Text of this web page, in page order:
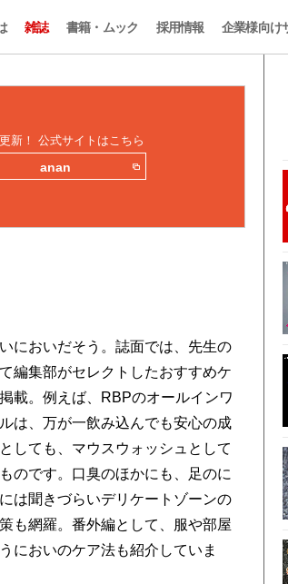
雑誌 書籍・ムック 採用情報 企業様向け
新！ 公式サイトはこちら
anan
においだそう。誌面では、先生の
編集部がセレクトしたおすすめケ
載。例えば、RBPのオールインワ
は、万が一飲み込んでも安心の成
しても、マウスウォッシュとして
のです。口臭のほかにも、足のに
は聞きづらいデリケートゾーンの
も網羅。番外編として、服や部屋
においのケア法も紹介していま